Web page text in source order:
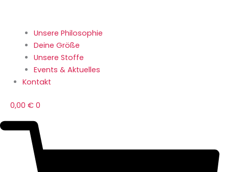
Unsere Philosophie
Deine Größe
Unsere Stoffe
Events & Aktuelles
Kontakt
0,00 € 0